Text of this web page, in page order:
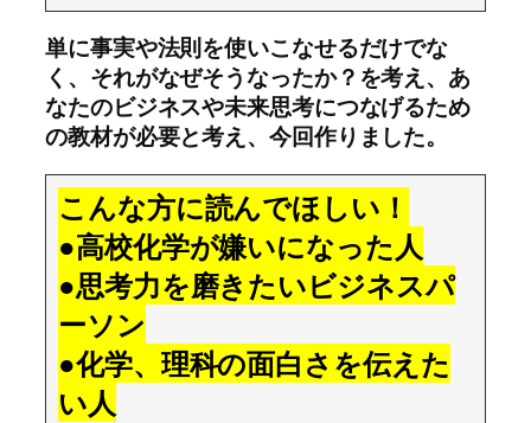
単に事実や法則を使いこなせるだけでな
く、それがなぜそうなったか？を考え、あ
なたのビジネスや未来思考につなげるため
の教材が必要と考え、今回作りました。
こんな方に読んでほしい！
●高校化学が嫌いになった人
●思考力を磨きたいビジネスパ
ーソン
●化学、理科の面白さを伝えた
い人